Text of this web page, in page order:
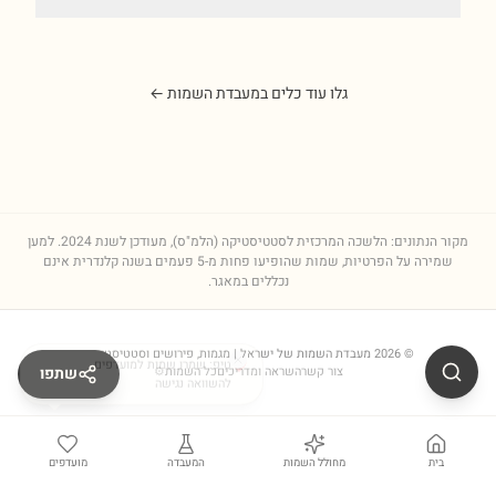
גלו עוד כלים במעבדת השמות ←
שתפו
מקור הנתונים: הלשכה המרכזית לסטטיסטיקה (הלמ"ס), מעודכן לשנת2024. למען
שמירה על הפרטיות, שמות שהופיעו פחות מ-5 פעמים בשנה קלנדרית אינם
נכללים במאגר.
©
2026 מעבדת השמות של ישראל | מגמות, פירושים וסטטיסטיקות
צור קשרהשראה ומדריכיםכל השמות⚙
בית מחולל השמות המעבדה מועדפים
טיפ: שמרו שמות למועדפים
להשוואה נגישה